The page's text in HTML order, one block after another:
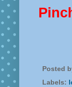
Posted
Labels: